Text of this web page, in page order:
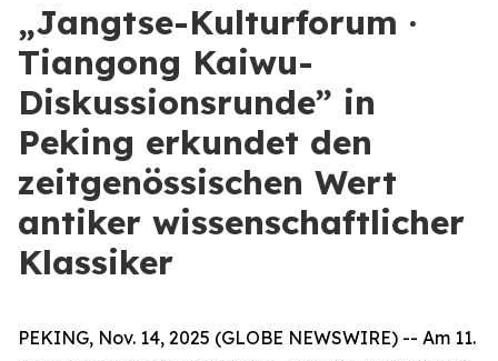
„Jangtse-Kulturforum ·
Tiangong Kaiwu-
Diskussionsrunde” in
Peking erkundet den
zeitgenössischen Wert
antiker wissenschaftlicher
Klassiker
PEKING, Nov. 14, 2025 (GLOBE NEWSWIRE) -- Am 11.